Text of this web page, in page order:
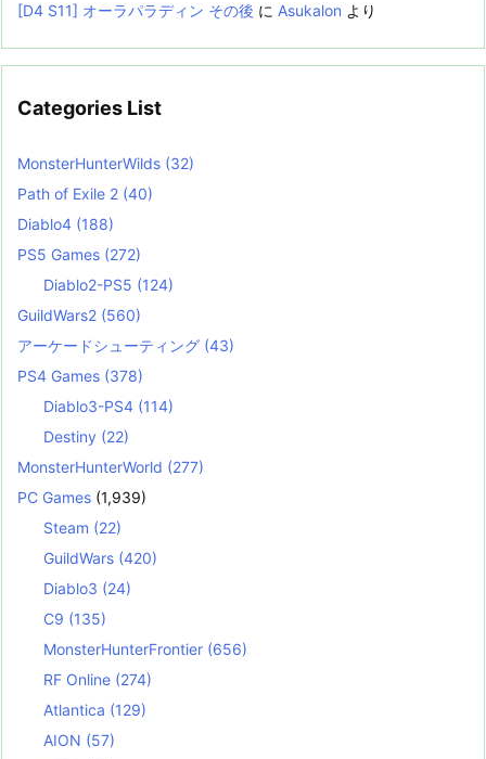
[D4 S11] オーラパラディン その後 に Asukalon より
Categories List
MonsterHunterWilds (32)
Path of Exile 2 (40)
Diablo4 (188)
PS5 Games (272)
Diablo2-PS5 (124)
GuildWars2 (560)
アーケードシューティング (43)
PS4 Games (378)
Diablo3-PS4 (114)
Destiny (22)
MonsterHunterWorld (277)
PC Games (1,939)
Steam (22)
GuildWars (420)
Diablo3 (24)
C9 (135)
MonsterHunterFrontier (656)
RF Online (274)
Atlantica (129)
AION (57)